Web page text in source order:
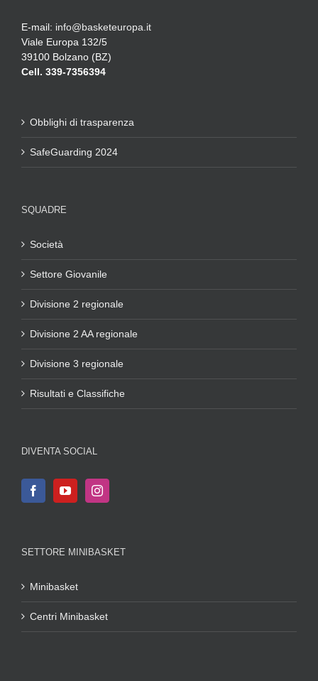
E-mail: info@basketeuropa.it
Viale Europa 132/5
39100 Bolzano (BZ)
Cell. 339-7356394
Obblighi di trasparenza
SafeGuarding 2024
SQUADRE
Società
Settore Giovanile
Divisione 2 regionale
Divisione 2 AA regionale
Divisione 3 regionale
Risultati e Classifiche
DIVENTA SOCIAL
SETTORE MINIBASKET
Minibasket
Centri Minibasket